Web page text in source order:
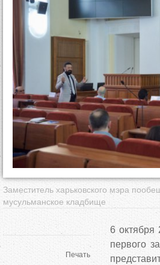
Заместитель харьковского мэра
мусульманское кладбище
Печать
6 октября
первого